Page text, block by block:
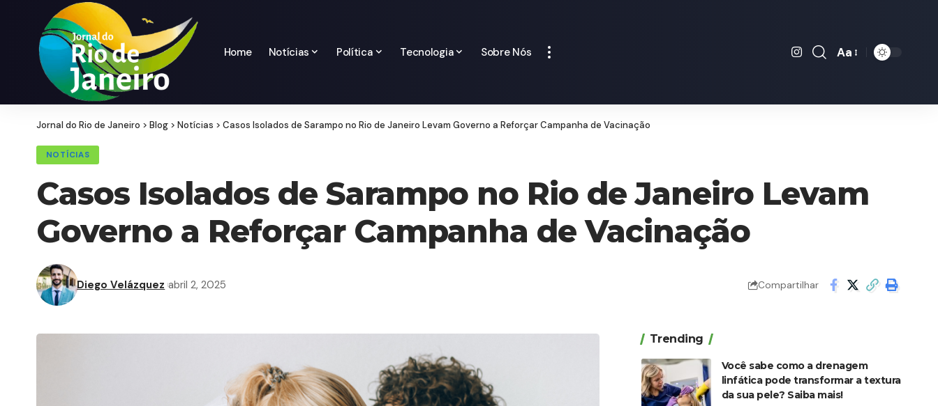
Home Notícias Política Tecnologia Sobre Nós
Font
Aa
Jornal do Rio de Janeiro > Blog > Notícias > Casos Isolados de Sarampo no Rio de Janeiro Levam Governo a Reforçar Campanha de Vacinação
NOTÍCIAS
Casos Isolados de Sarampo no Rio de Janeiro Levam
Governo a Reforçar Campanha de Vacinação
Diego Velázquez abril 2, 2025 Compartilhar
Trending
Você sabe como a drenagem
linfática pode transformar a textura
da sua pele? Saiba mais!